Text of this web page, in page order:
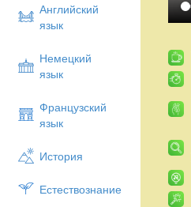
Английский
язык
Немецкий
язык
Французский
язык
История
Естествознание